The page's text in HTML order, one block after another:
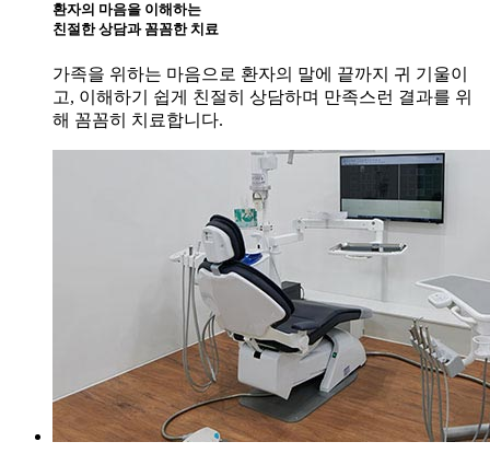
환자의 마음을 이해하는
친절한 상담과 꼼꼼한 치료
가족을 위하는 마음으로 환자의 말에 끝까지 귀 기울이
고, 이해하기 쉽게 친절히 상담하며 만족스런 결과를 위
해 꼼꼼히 치료합니다.